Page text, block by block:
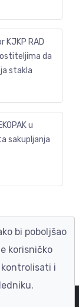
KJKP RAD
da
stakla
u
sakupljanja
bi poboljšao
korisničko
kontrolisati i